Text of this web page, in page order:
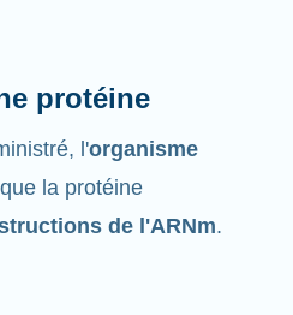
l'organisme
la protéine
de l'ARNm